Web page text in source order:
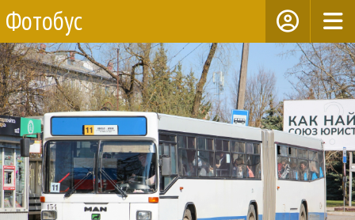
Фотобус